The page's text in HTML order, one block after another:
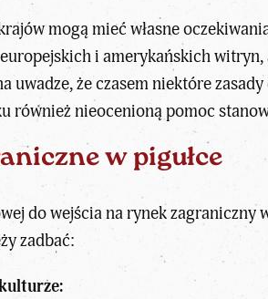
mogą mieć własne
i amerykańskich
uwadze, że czasem niektóre
również nieocenioną pomoc
w pigułce
do wejścia na rynek
zadbać: